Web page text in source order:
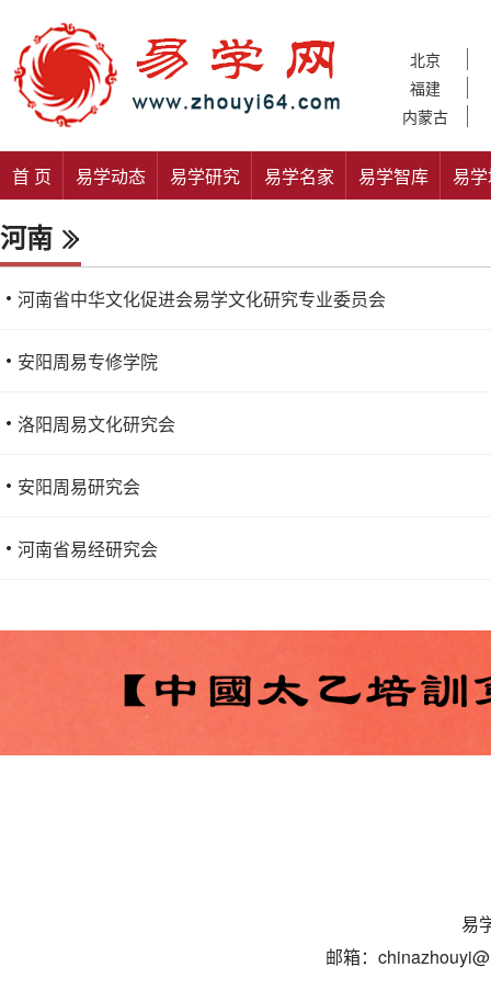
北京
福建
内蒙古
首 页 易学动态 易学研究 易学名家 易学智库 易
河南
河南省中华文化促进会易学文化研究专业委员会
安阳周易专修学院
洛阳周易文化研究会
安阳周易研究会
河南省易经研究会
易
邮箱：